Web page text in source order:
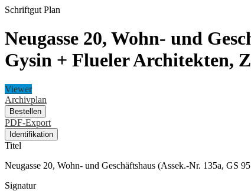
Schriftgut Plan
Neugasse 20, Wohn- und
Gysin + Flueler Architekten,
Viewer
Archivplan
Bestellen
PDF-Export
Identifikation
Titel
Neugasse 20, Wohn- und Geschäftshaus (Assek.-Nr. 135a, GS
Signatur